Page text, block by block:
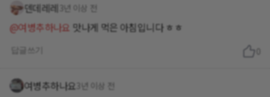
덴데레레 3년 이상 전
@여병추하나요 맛나게 먹은 아침입니다 ㅎㅎ
여병추하나요 3년 이상 전